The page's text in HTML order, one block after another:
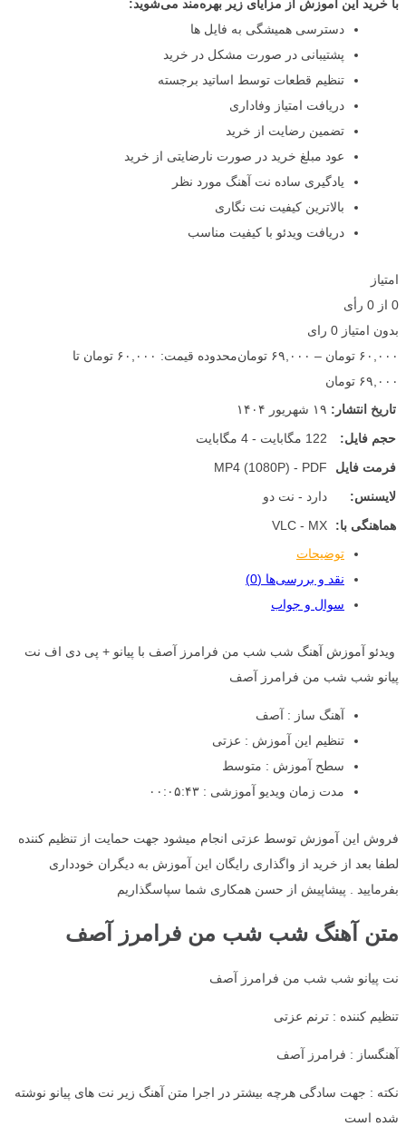
با خرید این آموزش از مزایای زیر بهره‌مند می‌شوید:
دسترسی همیشگی به فایل ها
پشتیبانی در صورت مشکل در خرید
تنظیم قطعات توسط اساتید برجسته
دریافت امتیاز وفاداری
تضمین رضایت از خرید
عود مبلغ خرید در صورت نارضایتی از خرید
یادگیری ساده نت آهنگ مورد نظر
بالاترین کیفیت نت نگاری
دریافت ویدئو با کیفیت مناسب
امتیاز
0 از 0 رأی
بدون امتیاز 0 رای
۶۰,۰۰۰ تومان – ۶۹,۰۰۰ تومان
محدوده قیمت: ۶۰,۰۰۰ تومان تا
۶۹,۰۰۰ تومان
تاریخ انتشار: ۱۹ شهریور ۱۴۰۴
حجم فایل:
122 مگابایت - 4 مگابایت
فرمت فایل
MP4 (1080P) - PDF
لایسنس:
دارد - نت دو
هماهنگی با:
VLC - MX
توضیحات
نقد و بررسی‌ها (0)
سوال و جواب
ویدئو آموزش آهنگ شب شب من فرامرز آصف با پیانو + پی دی اف نت
پیانو شب شب من فرامرز آصف
آهنگ ساز : آصف
تنظیم این آموزش : عزتی
سطح آموزش : متوسط
مدت زمان ویدیو آموزشی : ۰۰:۰۵:۴۳
فروش این آموزش توسط عزتی انجام میشود جهت حمایت از تنظیم کننده
لطفا بعد از خرید از واگذاری رایگان این آموزش به دیگران خودداری
بفرمایید . پیشاپیش از حسن همکاری شما سپاسگذاریم
متن آهنگ شب شب من فرامرز آصف
نت پیانو شب شب من فرامرز آصف
تنظیم کننده : ترنم عزتی
آهنگساز : فرامرز آصف
نکته : جهت سادگی هرچه بیشتر در اجرا متن آهنگ زیر نت های پیانو نوشته
شده است